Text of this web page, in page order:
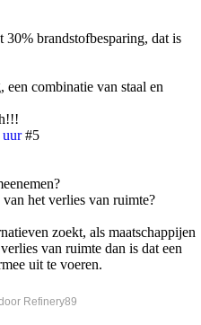
30% brandstofbesparing, dat is
combinatie van staal en
uur #5
het verlies van ruimte?
zoekt, als maatschappijen
van ruimte dan is dat een
uit te voeren.
Refinery89